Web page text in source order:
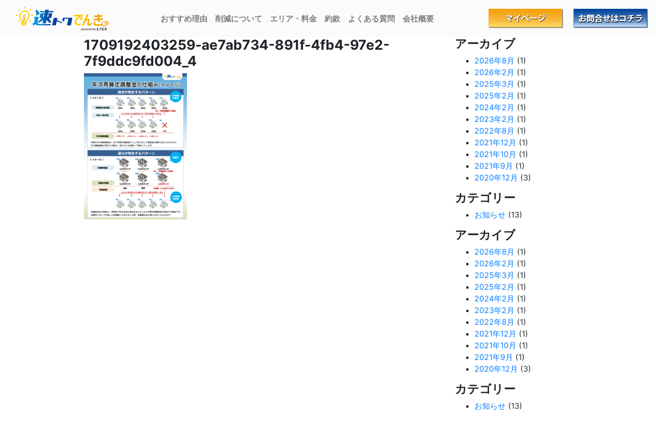
おすすめ理由 削減について エリア・料金 約款 よくある質問 会社概要
1709192403259-ae7ab734-891f-4fb4-97e2-
7f9ddc9fd004_4
アーカイブ
2026年8月 (1)
2026年2月 (1)
2025年3月 (1)
2025年2月 (1)
2024年2月 (1)
2023年2月 (1)
2022年8月 (1)
2021年12月 (1)
2021年10月 (1)
2021年9月 (1)
2020年12月 (3)
カテゴリー
お知らせ (13)
アーカイブ
2026年8月 (1)
2026年2月 (1)
2025年3月 (1)
2025年2月 (1)
2024年2月 (1)
2023年2月 (1)
2022年8月 (1)
2021年12月 (1)
2021年10月 (1)
2021年9月 (1)
2020年12月 (3)
カテゴリー
お知らせ (13)